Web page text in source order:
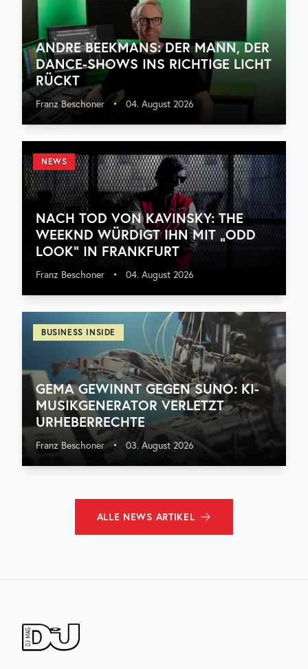
ANDRE BEEKMANS: DER MANN, DER
DANCE-SHOWS INS RICHTIGE LICHT
RÜCKT
Franz Beschoner • 04. August 2026
NEWS
NACH TOD VON KAVINSKY: THE
WEEKND WÜRDIGT IHN MIT „ODD
LOOK“ IN FRANKFURT
Franz Beschoner • 04. August 2026
BUSINESS INSIDE
GEMA GEWINNT GEGEN SUNO: KI-
MUSIKGENERATOR VERLETZT
URHEBERRECHTE
Franz Beschoner • 03. August 2026
ALLE NEWS ARTIKEL